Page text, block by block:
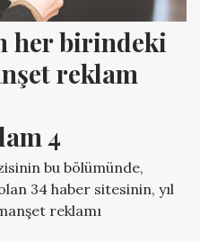
her birindeki
reklam
4
bu bölümünde,
34 haber sitesinin, yıl
reklamı